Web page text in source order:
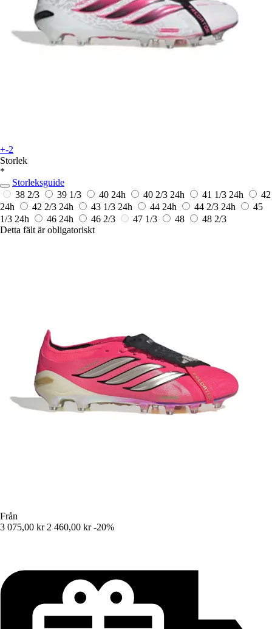
+-2
Storlek
*
Storleksguide
38 2/3
39 1/3 40 24h 40 2/3 24h 41 1/3 24h
42
24h
42 2/3 24h 43 1/3 24h 44 24h 44 2/3 24h
45
1/3 24h 46 24h 46 2/3 47 1/3 48
48 2/3
Detta fält är obligatoriskt
Från
3 075,00 kr 2 460,00 kr -20%